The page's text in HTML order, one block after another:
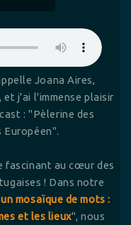
Joana Aires,
j'ai l'immense plaisir
: "Pèlerine des
Européen".
fascinant au cœur des
! Dans notre
mosaïque de mots :
et les lieux", nous